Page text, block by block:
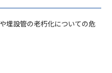
埋設管の老朽化についての危